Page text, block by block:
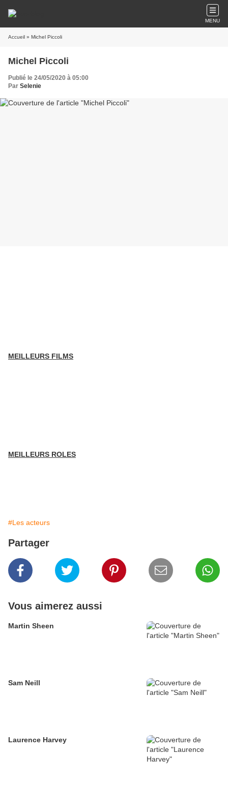
MENU
Accueil » Michel Piccoli
Michel Piccoli
Publié le 24/05/2020 à 05:00
Par Selenie
MEILLEURS FILMS
MEILLEURS ROLES
#Les acteurs
Partager
Vous aimerez aussi
Martin Sheen
Sam Neill
Laurence Harvey